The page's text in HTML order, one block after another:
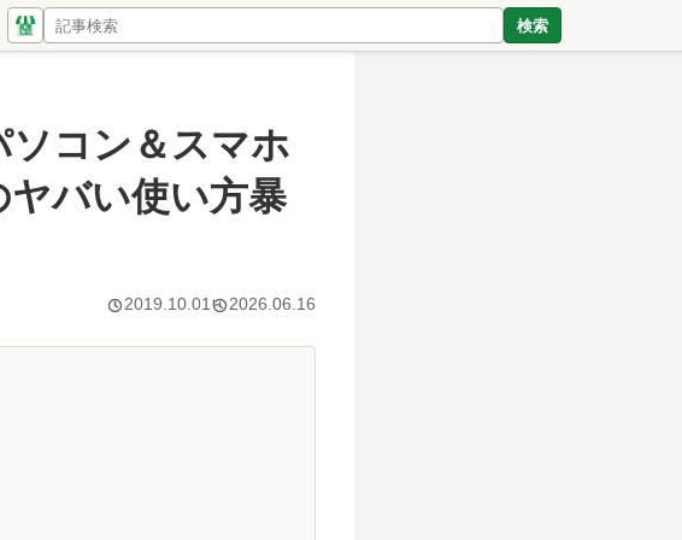
検索
ソコン＆スマホ
バい使い方暴
2019.10.01 2026.06.16